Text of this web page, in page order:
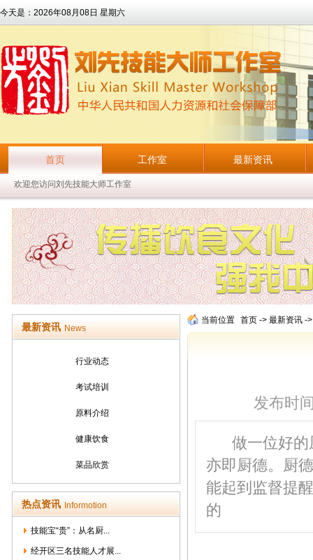
今天是： 2026年08月08日 星期六
首页
欢迎您访问刘先技能大师工作室
工作室 最新资讯
最新资讯 News
行业动态
考试培训
原料介绍
健康饮食
菜品欣赏
热点资讯 Informotion
技能宝“贵”：从名厨...
经开区三名技能人才展...
当前位置 首页 -> 最新资讯 -
发布时
做一位好
亦即厨德。厨
能起到监督提
的